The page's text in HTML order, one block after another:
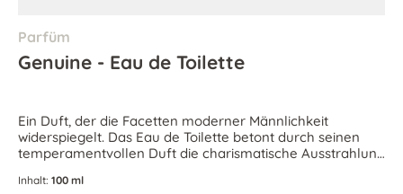
Parfüm
Genuine - Eau de Toilette
Ein Duft, der die Facetten moderner Männlichkeit
widerspiegelt. Das Eau de Toilette betont durch seinen
temperamentvollen Duft die charismatische Ausstrahlung
Inhalt: 100 ml